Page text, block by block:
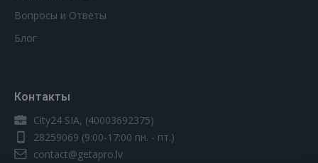
Вопросы и Ответы
Блог
Контакты
City24 SIA, (40003692375)
28259069 (9:00-17:00 пн. - пт.)
contact@getapro.lv